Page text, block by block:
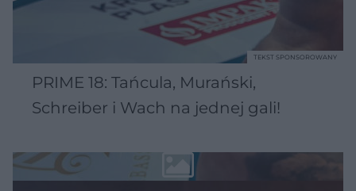
PRIME 18: Tańcula, Murański,
Schreiber i Wach na jednej gali!
TEKST SPONSOROWANY